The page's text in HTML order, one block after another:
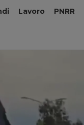
Lavoro PNRR